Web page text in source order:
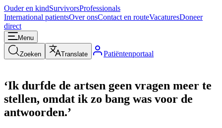
Ouder en kindSurvivorsProfessionals
International patientsOver onsContact en routeVacaturesDoneer
direct
Menu
Zoeken Translate Patiëntenportaal
‘Ik durfde de artsen geen vragen meer te
stellen, omdat ik zo bang was voor de
antwoorden.’